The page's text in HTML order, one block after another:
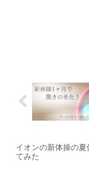
イオンの新体操の
てみた